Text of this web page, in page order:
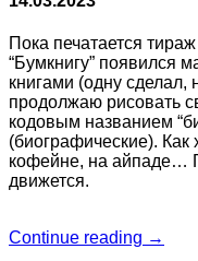
Пока печатается
“Бумкнигу” появился
книгами (одну
продолжаю рисовать
кодовым названием
(биографические). Как
кофейне, на айпаде…
движется.
Continue reading →